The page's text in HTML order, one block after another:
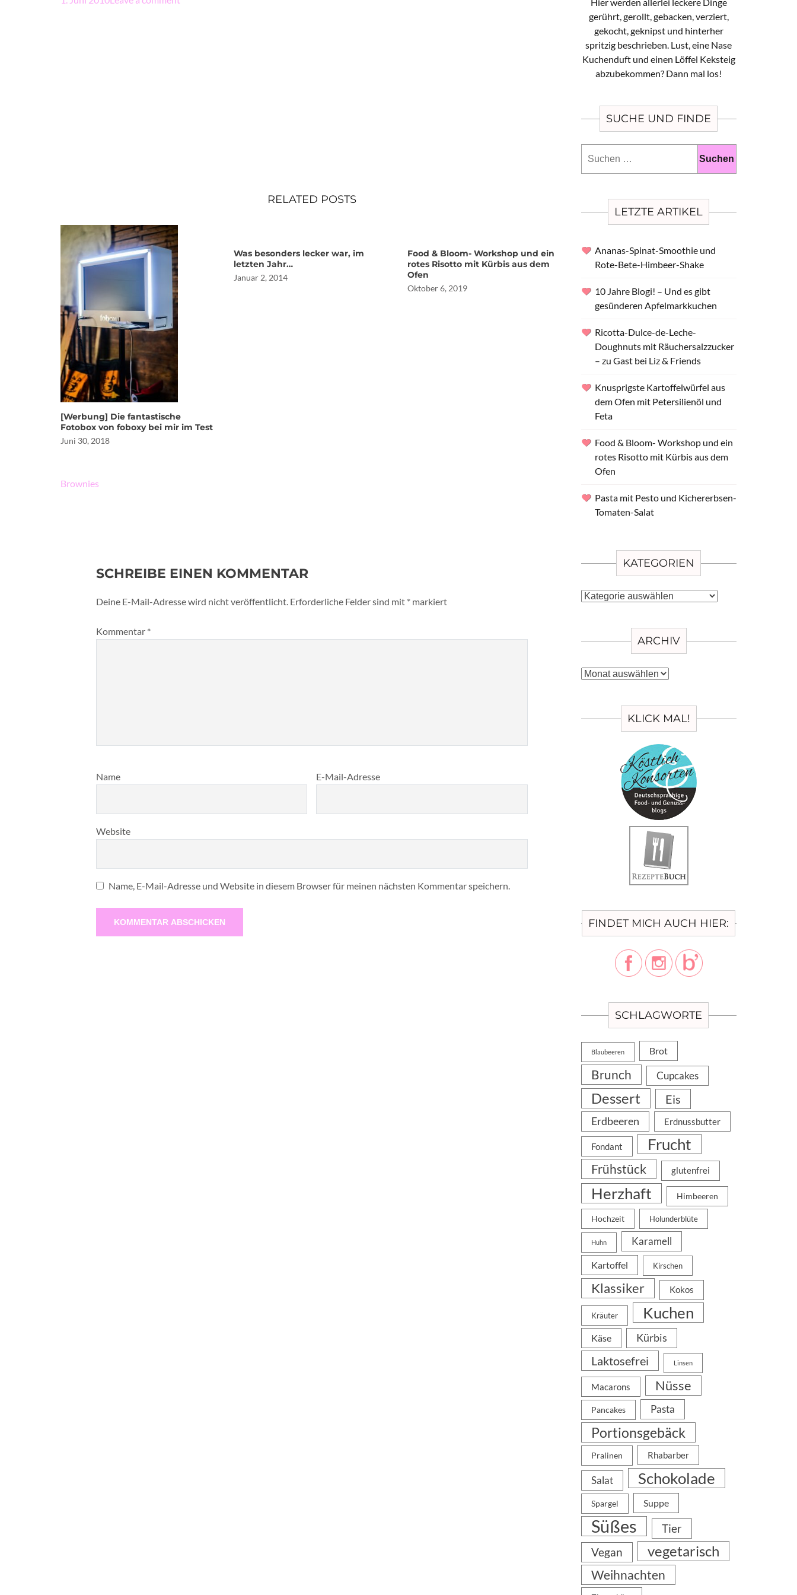
RELATED POSTS
[Werbung] Die fantastische
Fotobox von foboxy bei mir im Test
Juni 30, 2018
Was besonders lecker war, im
letzten Jahr…
Januar 2, 2014
Food & Bloom- Workshop und ein
rotes Risotto mit Kürbis aus dem
Ofen
Oktober 6, 2019
Beitragsnavigation
Brownies
SCHREIBE EINEN KOMMENTAR
Deine E-Mail-Adresse wird nicht veröffentlicht. Erforderliche Felder sind mit * markiert
Kommentar *
Name E-Mail-Adresse
Website
Name, E-Mail-Adresse und Website in diesem Browser für meinen nächsten Kommentar speichern.
gerührt, gerollt, gebacken, verziert,
gekocht, geknipst und hinterher
spritzig beschrieben. Lust, eine Nase
Kuchenduft und einen Löffel Keksteig
abzubekommen? Dann mal los!
SUCHE UND FINDE
nach:
LETZTE ARTIKEL
Ananas-Spinat-Smoothie und
Rote-Bete-Himbeer-Shake
10 Jahre Blogi! – Und es gibt
gesünderen Apfelmarkkuchen
Ricotta-Dulce-de-Leche-
Doughnuts mit Räuchersalzzucker
– zu Gast bei Liz & Friends
Knusprigste Kartoffelwürfel aus
dem Ofen mit Petersilienöl und
Feta
Food & Bloom- Workshop und ein
rotes Risotto mit Kürbis aus dem
Ofen
Pasta mit Pesto und Kichererbsen-
Tomaten-Salat
KATEGORIEN
Kategorien
ARCHIV
Archiv
KLICK MAL!
FINDET MICH AUCH HIER:
SCHLAGWORTE
Blaubeeren Brot
Brunch Cupcakes
Dessert Eis
Erdbeeren Erdnussbutter
Fondant Frucht
Frühstück glutenfrei
Herzhaft Himbeeren
Hochzeit Holunderblüte
Huhn Karamell
Kartoffel Kirschen
Klassiker Kokos
Kräuter Kuchen
Käse Kürbis
Laktosefrei Linsen
Macarons Nüsse
Pancakes Pasta
Portionsgebäck
Pralinen Rhabarber
Salat Schokolade
Spargel Suppe
Süßes
Tier
Vegan
vegetarisch
Weihnachten